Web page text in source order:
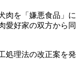
肉を「嫌悪食品」に
愛好家の双方から同
処理法の改正案を発